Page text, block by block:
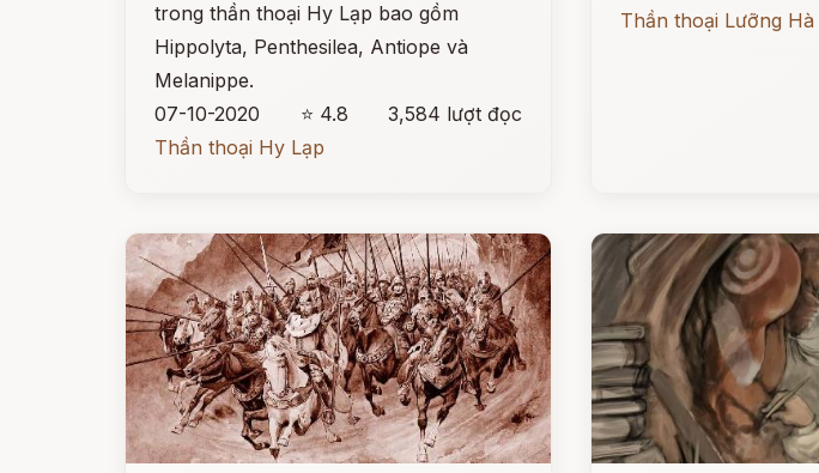
trong thần thoại Hy Lạp bao gồm
Hippolyta, Penthesilea, Antiope và
Melanippe.
07-10-2020
⭐ 4.8
3,584 lượt đọc
Thần thoại Hy Lạp
Thần thoại Lưỡng Hà